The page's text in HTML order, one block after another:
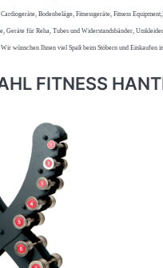
Bodenbeläge, Fitnessgeräte, Fitness
Geräte für Reha, Tubes und Widerstandsbänder,
wünschen Ihnen viel Spaß beim Stöbern und Einkaufen
FITNESS